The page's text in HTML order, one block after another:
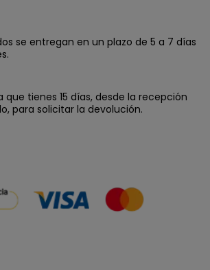
se entregan en un plazo de 5 a 7 días
que tienes 15 días, desde la recepción
para solicitar la devolución.